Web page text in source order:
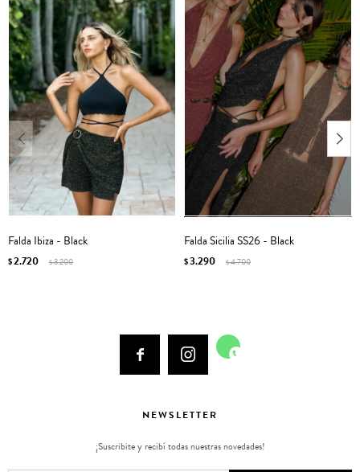
Falda Ibiza - Black
$2.720 $3.200
Falda Sicilia SS26 - Black
$3.290 $4.700
  
NEWSLETTER
¡Suscribite y recibí todas nuestras novedades!